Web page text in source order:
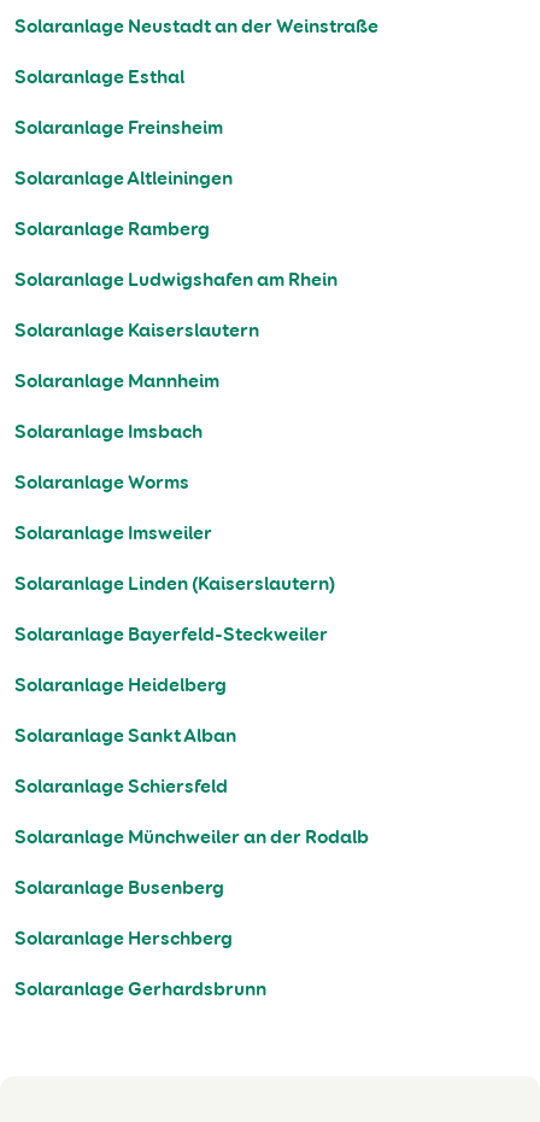
Solaranlage Neustadt an der Weinstraße
Solaranlage Esthal
Solaranlage Freinsheim
Solaranlage Altleiningen
Solaranlage Ramberg
Solaranlage Ludwigshafen am Rhein
Solaranlage Kaiserslautern
Solaranlage Mannheim
Solaranlage Imsbach
Solaranlage Worms
Solaranlage Imsweiler
Solaranlage Linden (Kaiserslautern)
Solaranlage Bayerfeld-Steckweiler
Solaranlage Heidelberg
Solaranlage Sankt Alban
Solaranlage Schiersfeld
Solaranlage Münchweiler an der Rodalb
Solaranlage Busenberg
Solaranlage Herschberg
Solaranlage Gerhardsbrunn